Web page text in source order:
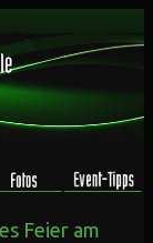
Feier am